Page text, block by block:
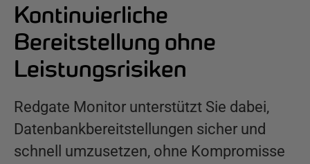
Kontinuierliche
Bereitstellung ohne
Leistungsrisiken
Redgate Monitor unterstützt Sie dabei,
Datenbankbereitstellungen sicher und
schnell umzusetzen, ohne Kompromisse